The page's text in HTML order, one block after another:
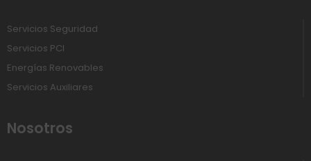
Servicios Seguridad
Servicios PCI
Energías Renovables
Servicios Auxiliares
Nosotros